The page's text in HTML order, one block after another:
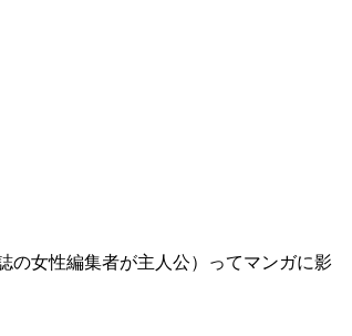
の女性編集者が主人公）ってマンガに影